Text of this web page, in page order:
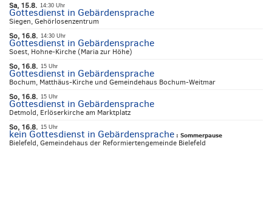
Sa, 15.8. 14:30 Uhr
Gottesdienst in Gebärdensprache
Siegen, Gehörlosenzentrum
So, 16.8. 14:30 Uhr
Gottesdienst in Gebärdensprache
Soest, Hohne-Kirche (Maria zur Höhe)
So, 16.8. 15 Uhr
Gottesdienst in Gebärdensprache
Bochum, Matthäus-Kirche und Gemeindehaus Bochum-Weitmar
So, 16.8. 15 Uhr
Gottesdienst in Gebärdensprache
Detmold, Erlöserkirche am Marktplatz
So, 16.8. 15 Uhr
kein Gottesdienst in Gebärdensprache : Sommerpause
Bielefeld, Gemeindehaus der Reformiertengemeinde Bielefeld